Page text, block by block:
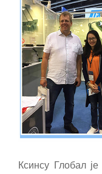
Ксинсу Глобал